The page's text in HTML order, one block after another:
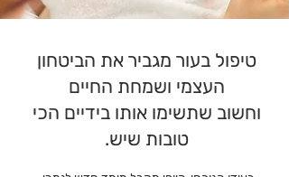
טיפול בעור מגביר את הביטחון
העצמי ושמחת החיים
וחשוב שתשימו אותו בידיים הכי
טובות שיש.